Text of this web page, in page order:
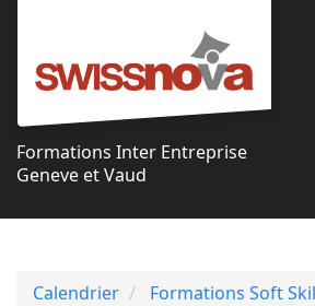
Formations Inter Entreprise
Geneve et Vaud
Calendrier
Formations Soft